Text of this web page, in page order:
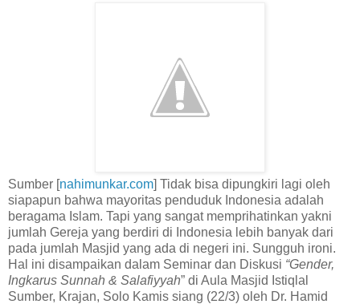
Sumber [nahimunkar.com] Tidak bisa dipungkiri lagi oleh
siapapun bahwa mayoritas penduduk Indonesia adalah
beragama Islam. Tapi yang sangat memprihatinkan yakni
jumlah Gereja yang berdiri di Indonesia lebih banyak dari
pada jumlah Masjid yang ada di negeri ini. Sungguh ironi.
Hal ini disampaikan dalam Seminar dan Diskusi “Gender,
Ingkarus Sunnah & Salafiyyah” di Aula Masjid Istiqlal
Sumber, Krajan, Solo Kamis siang (22/3) oleh Dr. Hamid